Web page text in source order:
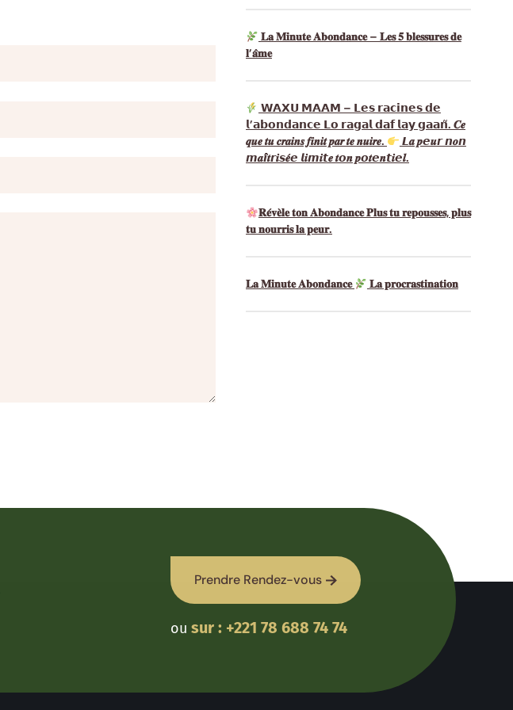
𝐋𝐚 𝐌𝐢𝐧𝐮𝐭𝐞 𝐀𝐛𝐨𝐧𝐝𝐚𝐧𝐜𝐞 – 𝐋𝐞𝐬 𝟓 𝐛𝐥𝐞𝐬𝐬𝐮𝐫𝐞𝐬 𝐝𝐞
𝐥’𝐚̂𝐦𝐞
𝗪𝗔𝗫𝗨 𝗠𝗔𝗔𝗠 – 𝗟𝗲𝘀 𝗿𝗮𝗰𝗶𝗻𝗲𝘀 𝗱𝗲
𝗹’𝗮𝗯𝗼𝗻𝗱𝗮𝗻𝗰𝗲 𝗟𝗼 𝗿𝗮𝗴𝗮𝗹 𝗱𝗮𝗳 𝗹𝗮𝘆 𝗴𝗮𝗮𝗻̃. 𝑪𝒆
𝒒𝒖𝒆 𝒕𝒖 𝒄𝒓𝒂𝒊𝒏𝒔 𝒇𝒊𝒏𝒊𝒕 𝒑𝒂𝒓 𝒕𝒆 𝒏𝒖𝒊𝒓𝒆.
𝙇𝒂 𝒑𝙚𝒖𝙧 𝙣𝒐𝙣
𝙢𝒂𝙞̂𝒕𝙧𝒊𝙨𝒆́𝙚 𝙡𝒊𝙢𝒊𝙩𝒆 𝒕𝙤𝒏 𝒑𝙤𝒕𝙚𝒏𝙩𝒊𝙚𝒍.
𝐑𝐞́𝐯𝐞̀𝐥𝐞 𝐭𝐨𝐧 𝐀𝐛𝐨𝐧𝐝𝐚𝐧𝐜𝐞 𝐏𝐥𝐮𝐬 𝐭𝐮 𝐫𝐞𝐩𝐨𝐮𝐬𝐬𝐞𝐬, 𝐩𝐥𝐮𝐬
𝐭𝐮 𝐧𝐨𝐮𝐫𝐫𝐢𝐬 𝐥𝐚 𝐩𝐞𝐮𝐫.
𝐋𝐚 𝐌𝐢𝐧𝐮𝐭𝐞 𝐀𝐛𝐨𝐧𝐝𝐚𝐧𝐜𝐞 𝐋𝐚 𝐩𝐫𝐨𝐜𝐫𝐚𝐬𝐭𝐢𝐧𝐚𝐭𝐢𝐨𝐧
Prendre Rendez-vous
ou sur : +221 78 688 74 74